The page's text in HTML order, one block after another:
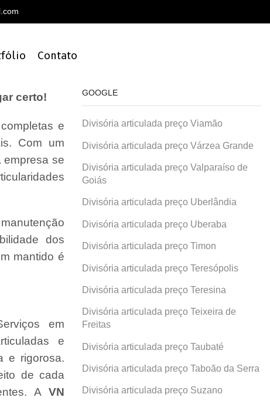
Contato
certo!
e
Com um
empresa se
dos
mantido é
em
e
e rigorosa.
de cada
A VN
GOOGLE
Divisória articulada preço Viamão
Divisória articulada preço Várzea Grande
Divisória articulada preço Valparaíso de
Goiás
Divisória articulada preço Uberlândia
Divisória articulada preço Uberaba
Divisória articulada preço Timon
Divisória articulada preço Teresópolis
Divisória articulada preço Teresina
Divisória articulada preço Teixeira de
Freitas
Divisória articulada preço Taubaté
Divisória articulada preço Taboão da Serra
Divisória articulada preço Suzano